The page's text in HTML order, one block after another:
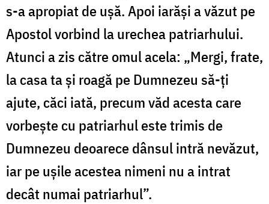
s-a apropiat de ușă. Apoi iarăși a văzut pe
Apostol vorbind la urechea patriarhului.
Atunci a zis către omul acela: „Mergi, frate,
la casa ta și roagă pe Dumnezeu să-ți
ajute, căci iată, precum văd acesta care
vorbește cu patriarhul este trimis de
Dumnezeu deoarece dânsul intră nevăzut,
iar pe ușile acestea nimeni nu a intrat
decât numai patriarhul”.